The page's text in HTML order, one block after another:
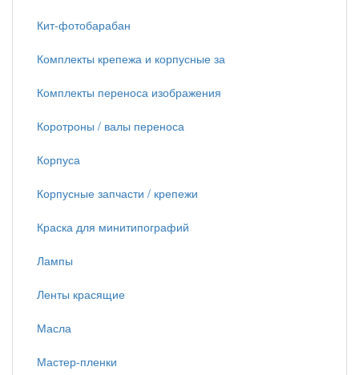
Кит-фотобарабан
Комплекты крепежа и корпусные за
Комплекты переноса изображения
Коротроны / валы переноса
Корпуса
Корпусные запчасти / крепежи
Краска для минитипографий
Лампы
Ленты красящие
Масла
Мастер-пленки